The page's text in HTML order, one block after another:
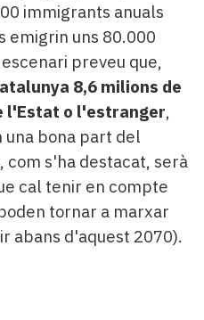
immigrants anuals
emigrin uns 80.000
preveu que,
8,6 milions de
l'Estat o l'estranger,
bona part del
com s'ha destacat, serà
cal tenir en compte
tornar a marxar
abans d'aquest 2070).